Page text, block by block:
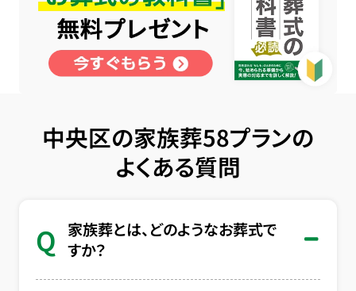
中央区の家族葬58プランの
よくある質問
Q
家族葬とは、どのようなお葬式で
すか？